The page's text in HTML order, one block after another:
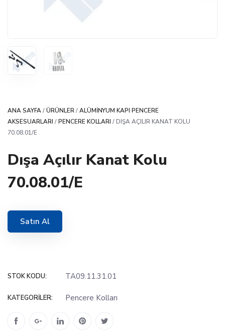
ANA SAYFA/ÜRÜNLER/ALÜMINYUM KAPI PENCERE
AKSESUARLARI /PENCERE KOLLARI / DIŞA AÇILIR KANAT KOLU
70.08.01/E
Dışa Açılır Kanat Kolu
70.08.01/E
Satın Al
STOK KODU: TA09.11.31.01
KATEGORILER: Pencere Kolları